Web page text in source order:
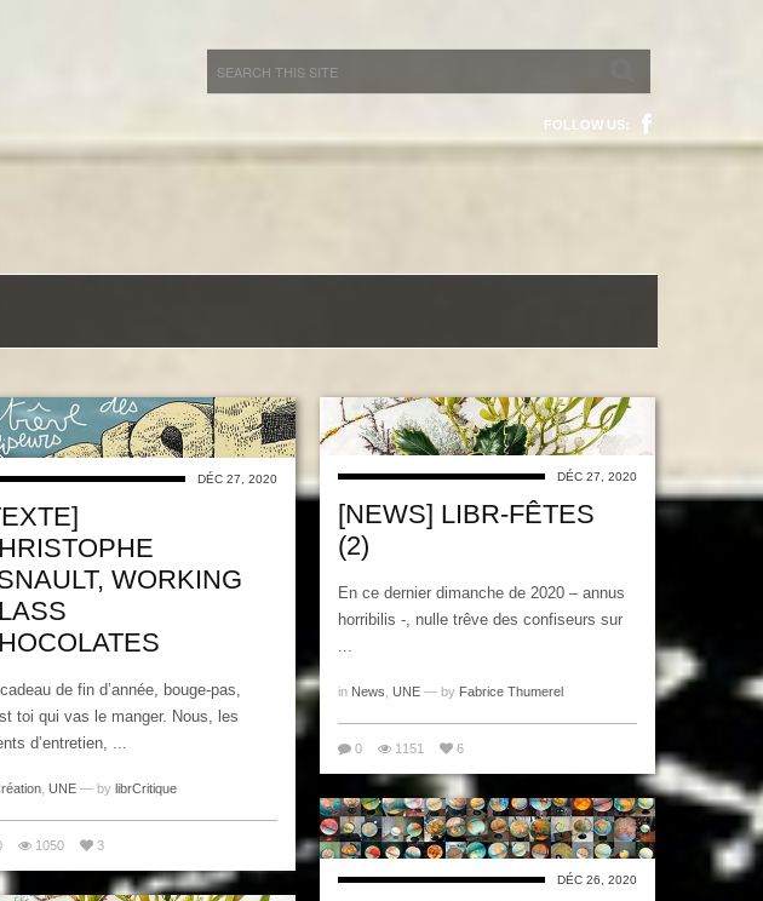
FOLLOW US:
DÉC 27, 2020
WORKING
de fin d’année, bouge-pas,
toi qui vas le manger. Nous, les
d’entretien, ...
UNE — by librCritique
1050 3
DÉC 27, 2020
[NEWS] LIBR-FÊTES
(2)
En ce dernier dimanche de 2020 – annus
horribilis -, nulle trêve des confiseurs sur
in News UNE — by Fabrice Thumerel
0 1151 6
DÉC 26, 2020